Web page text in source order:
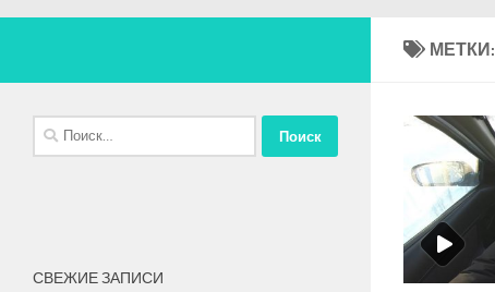
МЕТКИ:
Найти:
СВЕЖИЕ ЗАПИСИ